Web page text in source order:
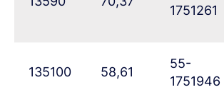
1751261
135100 58,61
55-
1751946